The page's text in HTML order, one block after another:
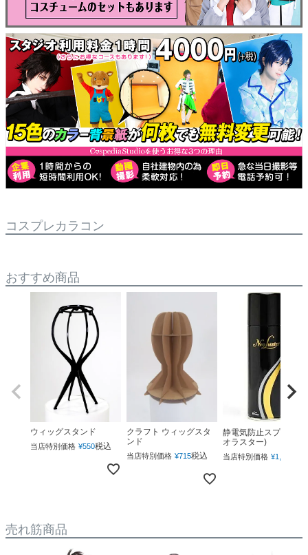
コスプレカラコン
おすすめ商品
ウィッグスタンド
当店特別価格 ¥550税込
クラフト ウィッグスタ
ンド
当店特別価格 ¥715税込
静電気防止スプレー(ネ
オラスター)
当店特別価格 ¥1,760
売れ筋商品